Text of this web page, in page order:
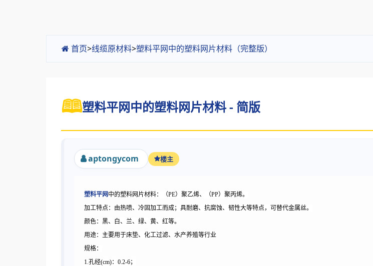
首页>线缆原材料>塑料平网中的塑料网片材料（完整版）
塑料平网中的塑料网片材料 - 简版
aptongycom 楼主
塑料平网中的塑料网片材料：（PE）聚乙烯、（PP）聚丙烯。
加工特点：由热喷、冷固加工而成；具耐磨、抗腐蚀、韧性大等特点，可替代金属丝。
颜色：黑、白、兰、绿、黄、红等。
用途：主要用于床垫、化工过滤、水产养殖等行业
规格：
1.孔经(cm)：0.2-6；